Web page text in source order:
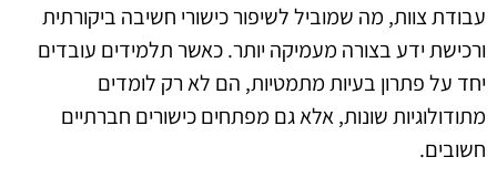
עבודת צוות, מה שמוביל לשיפור כישורי חשיבה ביקורתית
ורכישת ידע בצורה מעמיקה יותר. כאשר תלמידים עובדים
יחד על פתרון בעיות מתמטיות, הם לא רק לומדים
מתודולוגיות שונות, אלא גם מפתחים כישורים חברתיים
חשובים.